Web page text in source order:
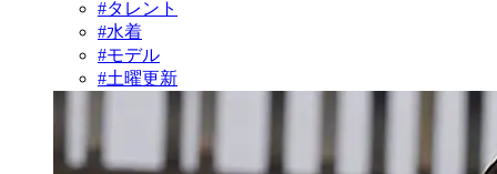
#タレント
#水着
#モデル
#土曜更新